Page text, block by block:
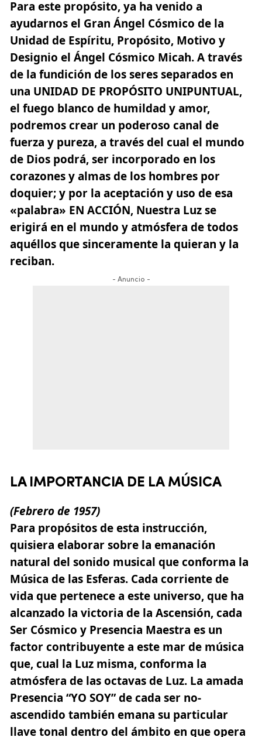
Para este propósito, ya ha venido a
ayudarnos el Gran Ángel Cósmico de la
Unidad de Espíritu, Propósito, Motivo y
Designio el Ángel Cósmico Micah. A través
de la fundición de los seres separados en
una UNIDAD DE PROPÓSITO UNIPUNTUAL,
el fuego blanco de humildad y amor,
podremos crear un poderoso canal de
fuerza y pureza, a través del cual el mundo
de Dios podrá, ser incorporado en los
corazones y almas de los hombres por
doquier; y por la aceptación y uso de esa
«palabra» EN ACCIÓN, Nuestra Luz se
erigirá en el mundo y atmósfera de todos
aquéllos que sinceramente la quieran y la
reciban.
- Anuncio -
LA IMPORTANCIA DE LA MÚSICA
(Febrerode 1957)
Para propósitos de esta instrucción,
quisiera elaborar sobre la emanación
natural del sonido musical que conforma la
Música de las Esferas. Cada corriente de
vida que pertenece a este universo,que ha
alcanzado la victoria de la Ascensión, cada
Ser Cósmico y Presencia Maestra es un
factor contribuyente a este mar de música
que, cual la Luz misma, conforma la
atmósfera de las octavas de Luz. La amada
Presencia “YO SOY”de cada ser no-
ascendido también emana su particular
llave tonal dentro del ámbito en que opera